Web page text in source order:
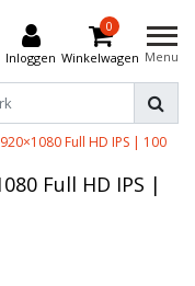
Inloggen
0
Winkelwagen Menu
Full HD IPS | 100
Full HD IPS |